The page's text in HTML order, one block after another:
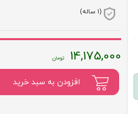
(1 ساله)
14,175,000
افزودن به سبد خرید